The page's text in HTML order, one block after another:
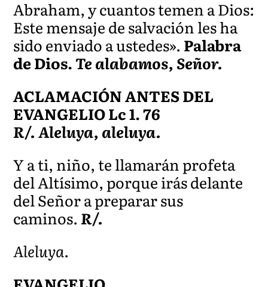
Abraham, y cuantos temen a Dios:
Este mensaje de salvación les ha
sido enviado a ustedes». Palabra
de Dios.Te alabamos, Señor.
ACLAMACIÓN ANTES DEL
EVANGELIO Lc 1. 76
R/. Aleluya, aleluya.
Y a ti, niño, te llamarán profeta
del Altísimo, porque irás delante
del Señor a preparar sus
caminos.R/.
Aleluya.